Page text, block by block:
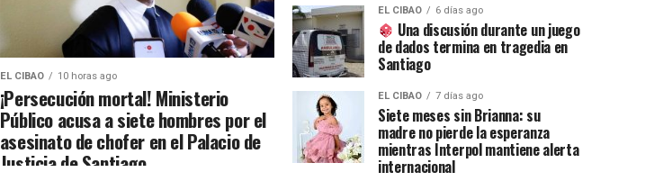
EL CIBAO 10 horas ago
¡Persecución mortal! Ministerio
Público acusa a siete hombres por el
asesinato de chofer en el Palacio de
Justicia de Santiago
EL CIBAO 6 días ago
Una discusión durante un juego
de dados termina en tragedia en
Santiago
EL CIBAO 7 días ago
Siete meses sin Brianna: su
madre no pierde la esperanza
mientras Interpol mantiene alerta
internacional